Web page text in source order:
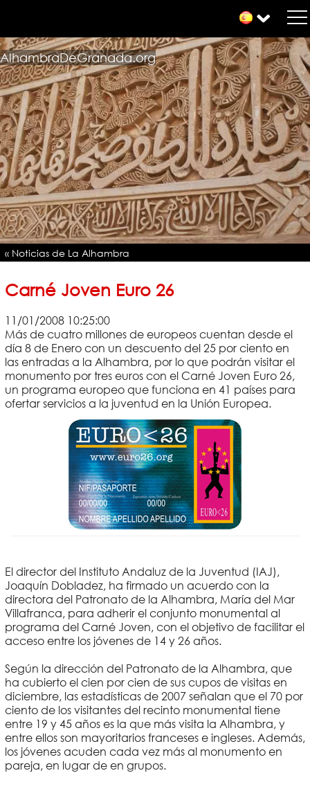
AlhambraDeGranada.org
« Noticias de La Alhambra
Carné Joven Euro 26
11/01/2008 10:25:00
Más de cuatro millones de europeos cuentan desde el
día 8 de Enero con un descuento del 25 por ciento en
las entradas a la Alhambra, por lo que podrán visitar el
monumento por tres euros con el Carné Joven Euro 26,
un programa europeo que funciona en 41 países para
ofertar servicios a la juventud en la Unión Europea.
El director del Instituto Andaluz de la Juventud (IAJ),
Joaquín Dobladez, ha firmado un acuerdo con la
directora del Patronato de la Alhambra, María del Mar
Villafranca, para adherir el conjunto monumental al
programa del Carné Joven, con el objetivo de facilitar el
acceso entre los jóvenes de 14 y 26 años.
Según la dirección del Patronato de la Alhambra, que
ha cubierto el cien por cien de sus cupos de visitas en
diciembre, las estadísticas de 2007 señalan que el 70 por
ciento de los visitantes del recinto monumental tiene
entre 19 y 45 años es la que más visita la Alhambra, y
entre ellos son mayoritarios franceses e ingleses. Además,
los jóvenes acuden cada vez más al monumento en
pareja, en lugar de en grupos.